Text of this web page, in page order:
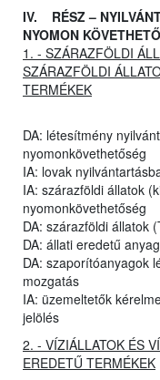
IV. RÉSZ –
NYOMON
1. - SZÁRAZFÖLDI
SZÁRAZFÖLDI
TERMÉKEK
DA: létesítmény
nyomonkövethetőség
IA: lovak
IA: szárazföldi állatok
nyomonkövethetőség
DA: szárazföldi állatok
DA: állati eredetű
DA: szaporítóanyagok
mozgatás
IA: üzemeltetők
jelölés
2. - VÍZIÁLLATOK ÉS
EREDETŰ TERMÉKEK